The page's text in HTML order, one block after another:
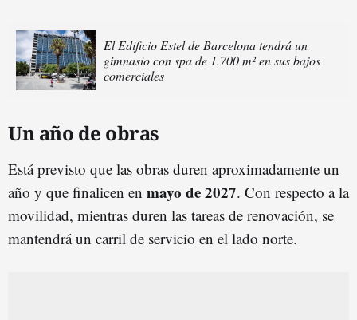
El Edificio Estel de Barcelona tendrá un
gimnasio con spa de 1.700 m² en sus bajos
comerciales
Un año de obras
Está previsto que las obras duren aproximadamente un
año y que finalicen en mayo de 2027. Con respecto a la
movilidad, mientras duren las tareas de renovación, se
mantendrá un carril de servicio en el lado norte.